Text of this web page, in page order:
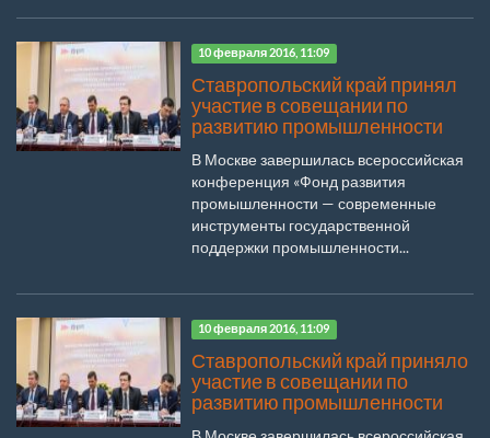
10 февраля 2016, 11:09
Ставропольский край принял
участие в совещании по
развитию промышленности
В Москве завершилась всероссийская
конференция «Фонд развития
промышленности — современные
инструменты государственной
поддержки промышленности...
10 февраля 2016, 11:09
Ставропольский край приняло
участие в совещании по
развитию промышленности